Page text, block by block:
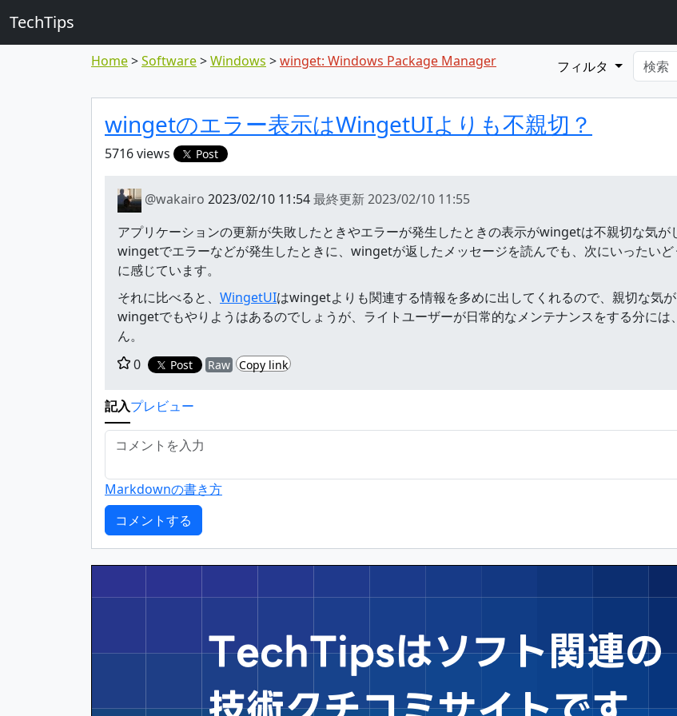
TechTips
Home Software Windows winget: Windows Package Manager フィルタ
対象のTopic
Topic
wingetのエラー表示はWingetUIよりも不親切？
5716 views Post
@wakairo 2023/02/10 11:54最終更新2023/02/10 11:55
アプリケーションの更新が失敗したときやエラーが発生したときの表示がwingetは不親切な気が
wingetでエラーなどが発生したときに、wingetが返したメッセージを読んでも、次にいったい
に感じています。
それに比べると、 WingetUIはwingetよりも関連する情報を多めに出してくれるので、親切な気が
wingetでもやりようはあるのでしょうが、ライトユーザーが日常的なメンテナンスをする分に
ん。
0
Post Raw Copy link
記入プレビュー
Markdownの書き方
TechTipsはソフト関連の